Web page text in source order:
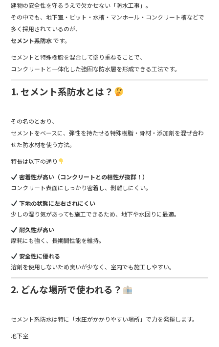
建物の安全性を守るうえで欠かせない「防水工事」。
その中でも、地下室・ピット・水槽・マンホール・コンクリート槽などで
多く採用されているのが、
セメント系防水です。
セメントと特殊樹脂を混合して塗り重ねることで、
コンクリートと一体化した強固な防水層を形成できる工法です。
1. セメント系防水とは？
その名のとおり、
セメントをベースに、弾性を持たせる特殊樹脂・骨材・添加剤を混ぜ合わ
せた防水材を使う方法。
特長は以下の通り
密着性が高い（コンクリートとの相性が抜群！）
コンクリート表面にしっかり密着し、剥離しにくい。
下地の状態に左右されにくい
少しの湿り気があっても施工できるため、地下や水回りに最適。
耐久性が高い
摩耗にも強く、長期間性能を維持。
安全性に優れる
溶剤を使用しないため臭いが少なく、室内でも施工しやすい。
2. どんな場所で使われる？
セメント系防水は特に「水圧がかかりやすい場所」で力を発揮します。
地下室